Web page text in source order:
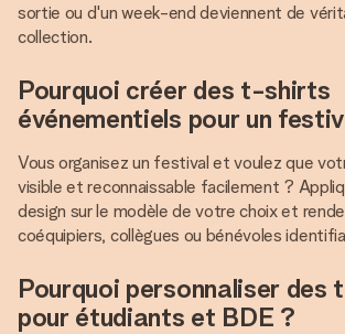
sortie ou d'un week-end deviennent de
collection.
Pourquoi créer des t-shirts
événementiels pour un
Vous organisez un festival et voulez que
visible et reconnaissable facilement ?
design sur le modèle de votre choix et
coéquipiers, collègues ou bénévoles
Pourquoi personnaliser des
pour étudiants et BDE ?